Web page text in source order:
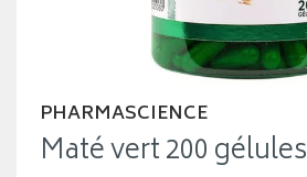
PHARMASCIENCE
Maté vert 200 gélules